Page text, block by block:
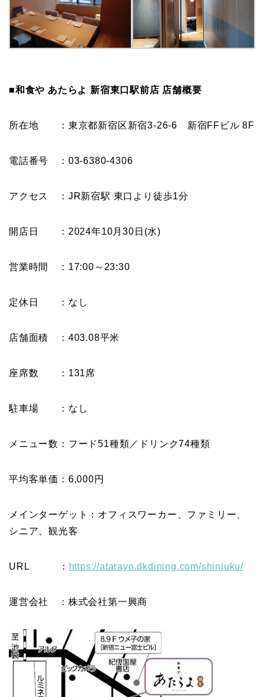
■和食や あたらよ 新宿東口駅前店 店舗概要
所在地 ：東京都新宿区新宿3-26-6 新宿FFビル 8F
電話番号 ：03-6380-4306
アクセス ：JR新宿駅 東口より徒歩1分
開店日 ：2024年10月30日(水)
営業時間 ：17:00～23:30
定休日 ：なし
店舗面積 ：403.08平米
座席数 ：131席
駐車場 ：なし
メニュー数：フード51種類／ドリンク74種類
平均客単価：6,000円
メインターゲット：オフィスワーカー、ファミリー、
シニア、観光客
URL ： https://atarayo.dkdining.com/shinjuku/
運営会社 ：株式会社第一興商